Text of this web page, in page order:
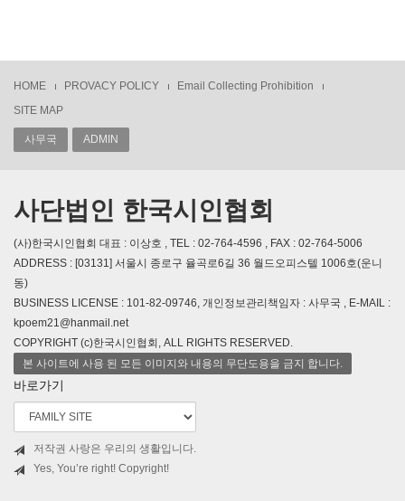
HOME PROVACY POLICY
Email Collecting Prohibition
SITE MAP
사무국 ADMIN
사단법인 한국시인협회
(사)한국시인협회 대표 : 이상호 , TEL : 02-764-4596 , FAX : 02-764-5006
ADDRESS : [03131] 서울시 종로구 율곡로6길 36 월드오피스텔 1006호(운니
동)
BUSINESS LICENSE : 101-82-09746, 개인정보관리책임자 : 사무국 , E-MAIL :
kpoem21@hanmail.net
COPYRIGHT (c)한국시인협회, ALL RIGHTS RESERVED.
본 사이트에 사용 된 모든 이미지와 내용의 무단도용을 금지 합니다.
바로가기
저작권 사랑은 우리의 생활입니다.
Yes, You’re right! Copyright!